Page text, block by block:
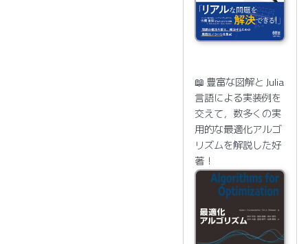
📖 豊富な図解と Julia
言語による実装例を
交えて，数多くの実
用的な最適化アルゴ
リズムを解説した好
著！